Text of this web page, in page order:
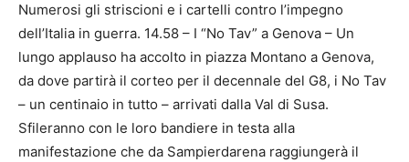
Numerosi gli striscioni e i cartelli contro l’impegno
dell’Italia in guerra. 14.58 – I “No Tav” a Genova – Un
lungo applauso ha accolto in piazza Montano a Genova,
da dove partirà il corteo per il decennale del G8, i No Tav
– un centinaio in tutto – arrivati dalla Val di Susa.
Sfileranno con le loro bandiere in testa alla
manifestazione che da Sampierdarena raggiungerà il